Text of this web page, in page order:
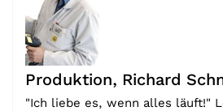
Produktion, Richard
"Ich liebe es, wenn alles läuft!"